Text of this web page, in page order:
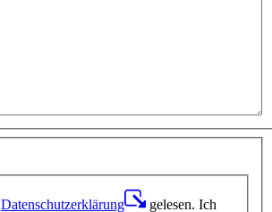
Datenschutzerklärung
gelesen. Ich